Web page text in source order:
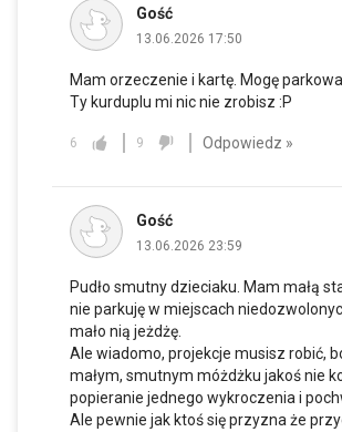
Gość
13.06.2026 17:50
Mam orzeczenie i kartę. Mogę
Ty kurduplu mi nic nie zrobisz :P
6 9 Odpowiedz »
Gość
13.06.2026 23:59
Pudło smutny dzieciaku. Mam małą
nie parkuję w miejscach
mało nią jeżdżę.
Ale wiadomo, projekcje musisz robić,
małym, smutnym móżdżku jakoś nie
popieranie jednego wykroczenia i
Ale pewnie jak ktoś się przyzna że